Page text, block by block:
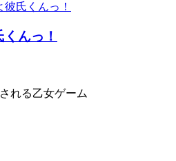
んっ！
れる乙女ゲーム